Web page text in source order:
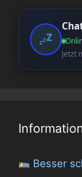
Jetzt
Besser